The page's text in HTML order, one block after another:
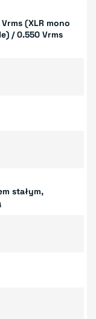
(XLR mono
/ 0.550 Vrms
stałym,